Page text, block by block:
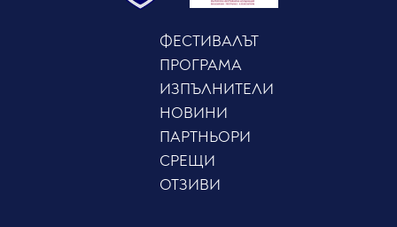
ФЕСТИВАЛЪТ
ПРОГРАМА
ИЗПЪЛНИТЕЛИ
НОВИНИ
ПАРТНЬОРИ
СРЕЩИ
ОТЗИВИ